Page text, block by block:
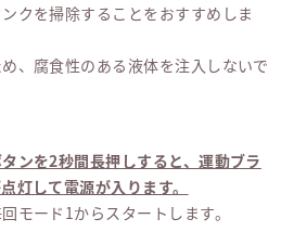
クを掃除することをおすすめしま
、腐食性のある液体を注入しないで
ンを2秒間長押しすると、運動ブラ
灯して電源が入ります。
モード1からスタートします。